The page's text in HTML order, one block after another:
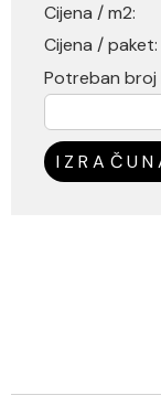
Cijena / m2:
Cijena / paket:
Potreban broj